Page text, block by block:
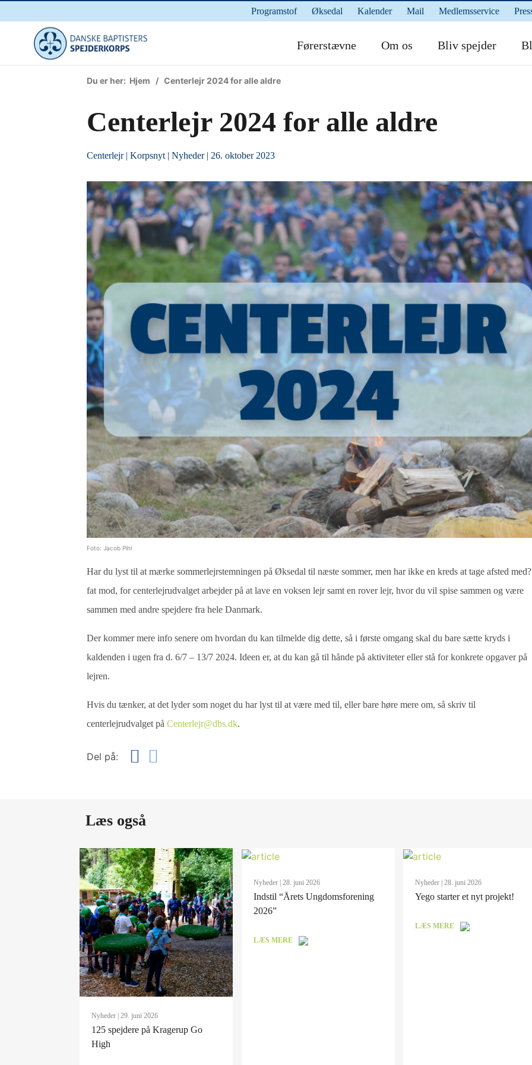
Programstof Øksedal Kalender Mail Medlemsservice
Førerstævne Om os Bliv spejder
Du er her: Hjem / Centerlejr 2024 for alle aldre
Centerlejr 2024 for alle aldre
Centerlejr|Korpsnyt |Nyheder| 26. oktober 2023
Foto: Jacob Pihl
Har du lyst til at mærke sommerlejrstemningen på Øksedal til næste sommer, men har ikke en kreds at tage afsted
fat mod, for centerlejrudvalget arbejder på at lave en voksen lejr samt en rover lejr, hvor du vil spise sammen og være
sammen med andre spejdere fra hele Danmark.
Der kommer mere info senere om hvordan du kan tilmelde dig dette, så i første omgang skal du bare sætte kryds i
kaldenden i ugen fra d. 6/7 – 13/7 2024. Ideen er, at du kan gå til hånde på aktiviteter eller stå for konkrete opgaver på
lejren.
Hvis du tænker, at det lyder som noget du har lyst til at være med til, eller bare høre mere om, så skriv til
centerlejrudvalget påCenterlejr@dbs.dk.
Del på:
Læs også
Nyheder | 29. juni 2026
125 spejdere på Kragerup Go
High
Nyheder| 28. juni 2026
Indstil “Årets Ungdomsforening
2026”
LÆS MERE
Nyheder | 28. juni 2026
Yego starter et nyt projekt!
LÆS MERE